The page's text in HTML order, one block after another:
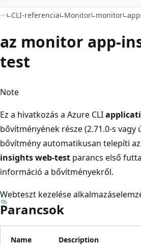
CLI-referencia Monitor monitor
az monitor app-
test
Note
Ez a hivatkozás a Azure CLI
bővítményének része (2.71.0-s vagy
bővítmény automatikusan telepíti az
insights web-test parancs első
információ a bővítményekről.
Webteszt kezelése
Parancsok
Name Description